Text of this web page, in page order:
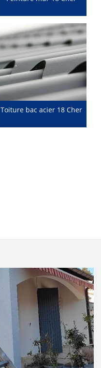
Toiture bac acier 18 Cher